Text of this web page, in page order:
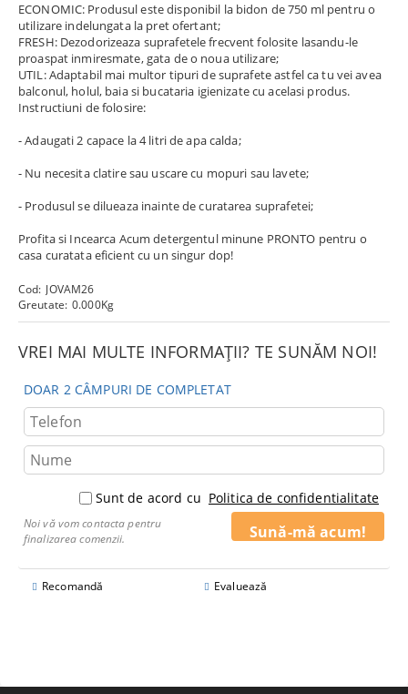
ECONOMIC: Produsul este disponibil la bidon de 750 ml pentru o
utilizare indelungata la pret ofertant;
FRESH: Dezodorizeaza suprafetele frecvent folosite lasandu-le
proaspat inmiresmate, gata de o noua utilizare;
UTIL: Adaptabil mai multor tipuri de suprafete astfel ca tu vei avea
balconul, holul, baia si bucataria igienizate cu acelasi produs.
Instructiuni de folosire:
- Adaugati 2 capace la 4 litri de apa calda;
- Nu necesita clatire sau uscare cu mopuri sau lavete;
- Produsul se dilueaza inainte de curatarea suprafetei;
Profita si Incearca Acum detergentul minune PRONTO pentru o
casa curatata eficient cu un singur dop!
Cod: JOVAM26
Greutate: 0.000Kg
VREI MAI MULTE INFORMAȚII? TE SUNĂM NOI!
DOAR 2 CÂMPURI DE COMPLETAT
Sunt de acord cu Politica de confidentialitate
Noi vă vom contacta pentru
finalizarea comenzii.
Recomandă Evaluează